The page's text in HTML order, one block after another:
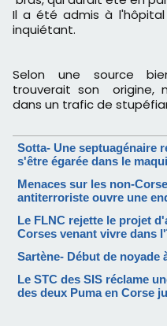
Il a été admis à
inquiétant.
Selon une source
trouverait son origine,
dans un trafic de
Sotta- Une septuagénaire
s'être égarée dans le
Menaces sur les non-
antiterroriste ouvre une
Le FLNC rejette le projet
Corses venant vivre dans
Sartène- Début de noyade
Le STC des SIS réclame
des deux Puma en Corse